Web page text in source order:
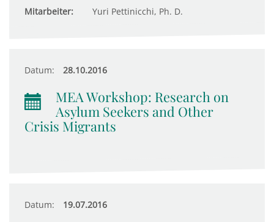
Mitarbeiter: Yuri Pettinicchi, Ph. D.
Datum: 28.10.2016
MEA Workshop: Research on
Asylum Seekers and Other
Crisis Migrants
Datum: 19.07.2016